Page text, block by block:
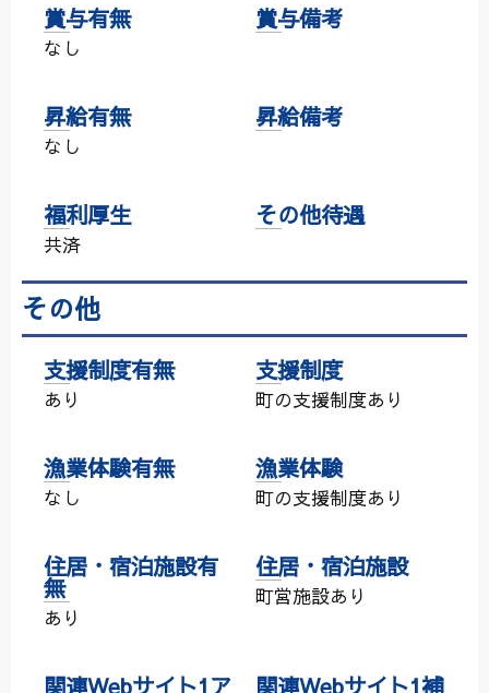
賞与有無
なし
賞与備考
昇給有無
なし
昇給備考
福利厚生
共済
その他待遇
その他
支援制度有無
あり
支援制度
町の支援制度あり
漁業体験有無
なし
漁業体験
町の支援制度あり
住居・宿泊施設有
無
あり
住居・宿泊施設
町営施設あり
関連Webサイト1ア 関連Webサイト1補